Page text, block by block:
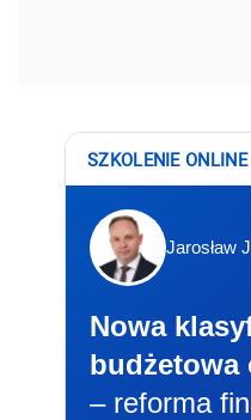
SZKOLENIE ONLINE
Jarosław
Nowa
budżetowa
– reforma